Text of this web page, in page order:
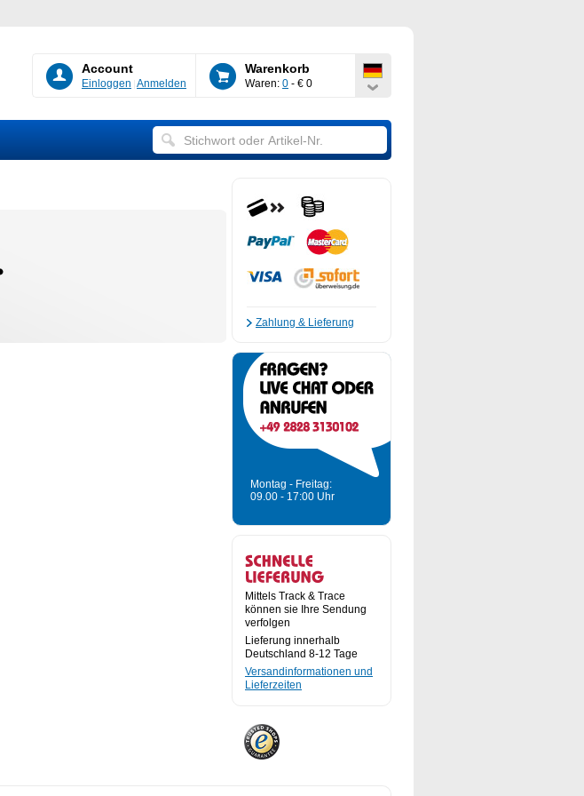
Account
Einloggen Anmelden
Warenkorb
Waren: 0 - € 0
Zahlung & Lieferung
Montag - Freitag:
09.00 - 17:00 Uhr
Mittels Track & Trace
können sie Ihre Sendung
verfolgen
Lieferung innerhalb
Deutschland 8-12 Tage
Versandinformationen und
Lieferzeiten